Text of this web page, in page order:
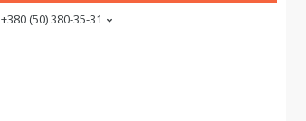
+380 (50) 380-35-31